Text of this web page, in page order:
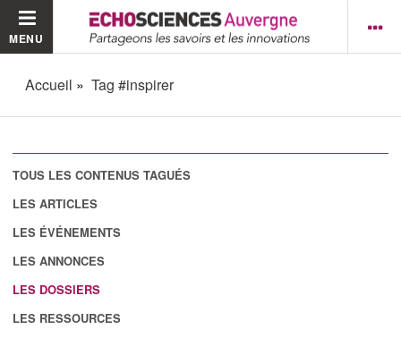
MENU
Accueil Tag #inspirer
TOUS LES CONTENUS TAGUÉS
LES ARTICLES
LES ÉVÉNEMENTS
LES ANNONCES
LES DOSSIERS
LES RESSOURCES